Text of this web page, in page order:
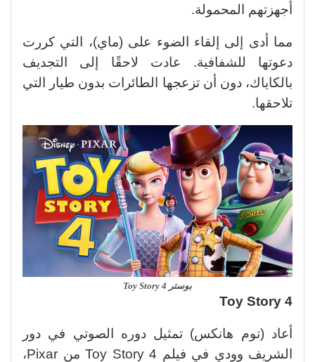
أجهزتهم المحمولة.
مما أدى إلى إلقاء الضوء على (ماي)، التي كررت
دعوتها للشفافية. عادت لاحقًا إلى التجديف
بالكاياك، دون أن تزعجها الطائرات بدون طيار التي
تلاحقها.
بوستر Toy Story 4
Toy Story 4
أعاد (توم هانكس) تمثيل دوره الصوتي في دور
الشريف وودي في فيلم Toy Story 4 من Pixar،